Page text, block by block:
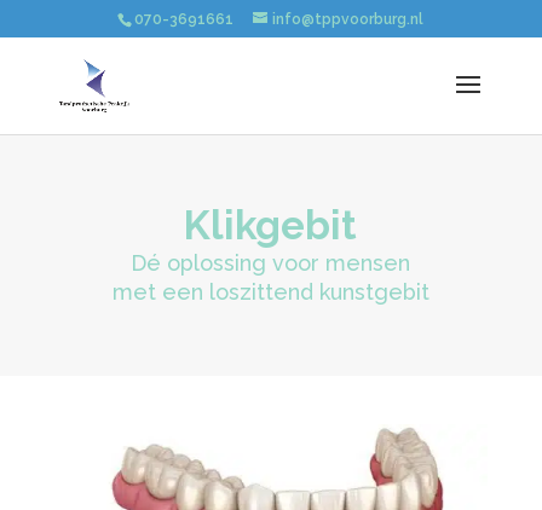
070-3691661 info@tppvoorburg.nl
Klikgebit
Dé oplossing voor mensen
met een loszittend kunstgebit